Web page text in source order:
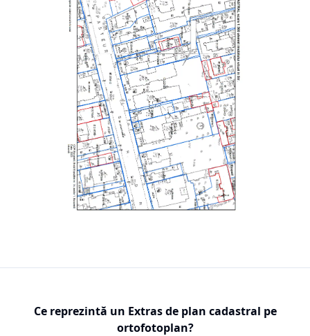
Ce reprezintă un Extras de plan cadastral pe
ortofotoplan?